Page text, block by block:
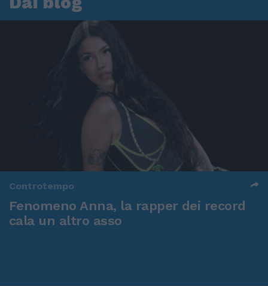
Controtempo
Fenomeno Anna, la rapper dei record
cala un altro asso